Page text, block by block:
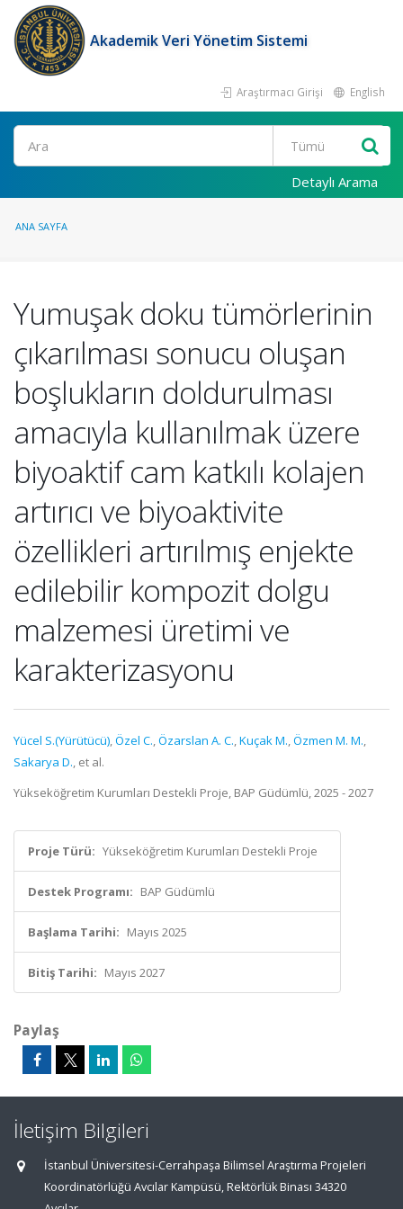
Akademik Veri Yönetim Sistemi
Araştırmacı Girişi English
Ara
Detaylı Arama
ANA SAYFA
Yumuşak doku tümörlerinin
çıkarılması sonucu oluşan
boşlukların doldurulması
amacıyla kullanılmak üzere
biyoaktif cam katkılı kolajen
artırıcı ve biyoaktivite
özellikleri artırılmış enjekte
edilebilir kompozit dolgu
malzemesi üretimi ve
karakterizasyonu
Yücel S.(Yürütücü),Özel C.,Özarslan A. C.,Kuçak M.,Özmen M. M.,
Sakarya D., et al.
Yükseköğretim Kurumları Destekli Proje, BAP Güdümlü, 2025 - 2027
Proje Türü: Yükseköğretim Kurumları Destekli Proje
Destek Programı: BAP Güdümlü
Başlama Tarihi: Mayıs 2025
Bitiş Tarihi: Mayıs 2027
Paylaş
İletişim Bilgileri
İstanbul Üniversitesi-Cerrahpaşa Bilimsel Araştırma Projeleri
Koordinatörlüğü Avcılar Kampüsü, Rektörlük Binası 34320